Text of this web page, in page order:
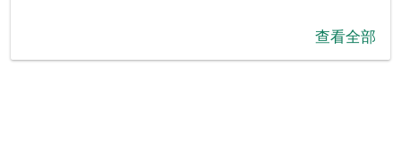
查看全部